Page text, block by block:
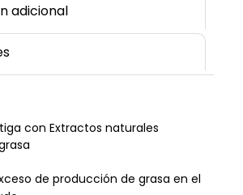
adicional
con Extractos naturales
de producción de grasa en el